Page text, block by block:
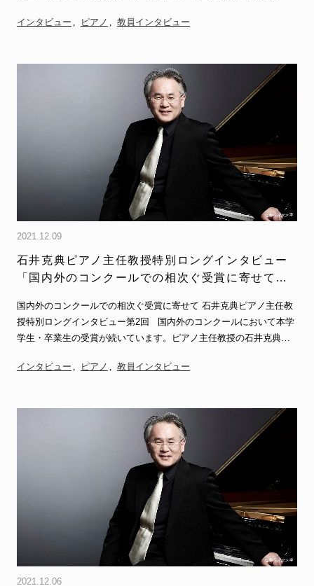
インタビュー ピアノ 教員インタビュー
2021.12.09
石井克典ピアノ主任教授特別ロングインタビュー
「国内外のコンクールでの相次ぐ受賞に寄せて」
国内外のコンクールでの相次ぐ受賞に寄せて 石井克典ピアノ主任教
授特別ロングインタビュー第2回 国内外のコンクールにおいて本学
学生・卒業生の受賞が続いています。ピアノ主任教授の石井克典…
インタビュー ピアノ 教員インタビュー
2021.12.06